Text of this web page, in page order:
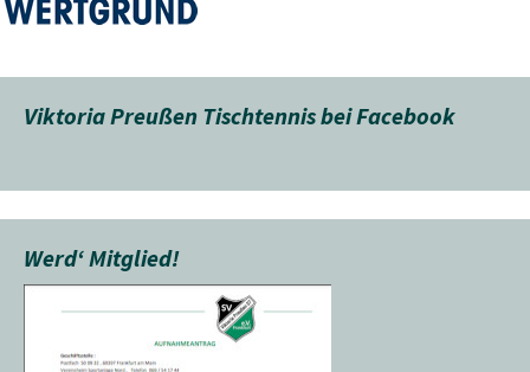
Viktoria Preußen Tischtennis bei Facebook
Werd‘ Mitglied!